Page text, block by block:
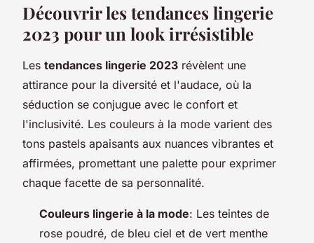
Découvrir les tendances lingerie
2023 pour un look irrésistible
Les tendances lingerie 2023 révèlent une
attirance pour la diversité et l'audace, où la
séduction se conjugue avec le confort et
l'inclusivité. Les couleurs à la mode varient des
tons pastels apaisants aux nuances vibrantes et
affirmées, promettant une palette pour exprimer
chaque facette de sa personnalité.
Couleurs lingerie à la mode: Les teintes de
rose poudré, de bleu ciel et de vert menthe